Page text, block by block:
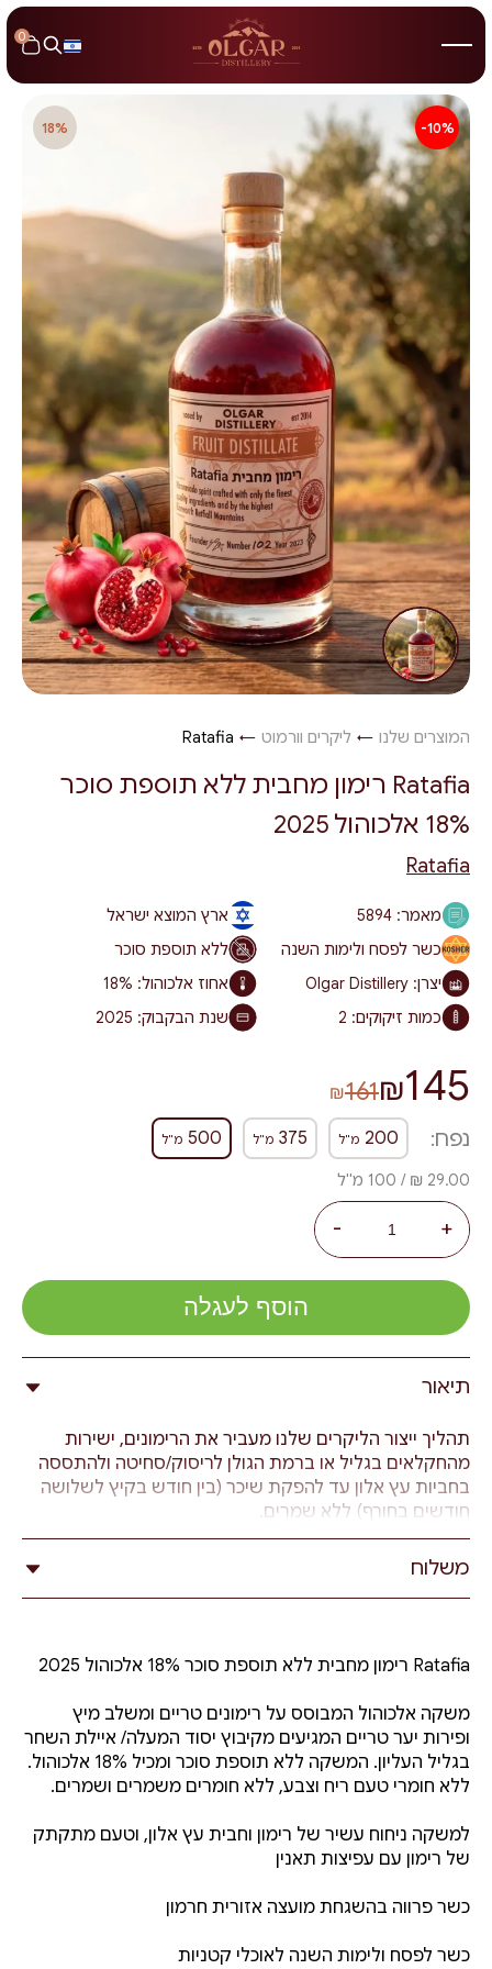
0
-10%
18%
המוצרים שלנו → ליקרים וורמוט →
Ratafia
Ratafia רימון מחבית ללא תוספת סוכר
18% אלכוהול 2025
Ratafia
מאמר: 5894
ארץ המוצא ישראל
כשר לפסח ולימות השנה
ללא תוספת סוכר
יצרן: Olgar Distillery
אחוז אלכוהול: 18%
כמות זיקוקים:
שנת הבקבוק:
נפח: 500 מ"ל 375 מ"ל 200 מ"ל
29.00 ₪ / 100 מ"ל
161
₪ ₪145
- +
הוסף לעגלה
תיאור
תהליך ייצור הליקרים שלנו מעביר את הרימונים, ישירות
מהחקלאים בגליל או ברמת הגולן לריסוק/סחיטה ולהתססה
בחביות עץ אלון עד להפקת שיכר (בין חודש בקיץ לשלושה
חודשים בחורף) ללא שמרים.
בתום תסיסה ראשונה מזקקים את התערובת בתהליך בישול
זיקוק שני בו נעשה ניקיון של האלכוהול מרעלנים ונוצר
תזקיק בסיס המדולל בשיטת אוסמוזה במים מינרליים
לקבלת רמת אלכוהול נמוכה יותר הנעה בין המדולל בשיטת
אוסמוזה עם מים מינרליים במטרה לדלל את רמות האלכוהול
לעוצמה הנעה בין 18-30% אלכוהול. למשקה המדולל ונוספת
תערובת פרי טרייה נוספת והיא מועברת להשרייה של מספר
משלוח
Ratafia רימון מחבית ללא תוספת סוכר 18% אלכוהול 2025
משקה אלכוהול המבוסס על רימונים טריים ומשלב מיץ
ופירות יער טריים המגיעים מקיבוץ יסוד המעלה/ איילת השחר
בגליל העליון. המשקה ללא תוספת סוכר ומכיל 18% אלכוהול.
ללא חומרי טעם ריח וצבע, ללא חומרים משמרים ושמרים.
למשקה ניחוח עשיר של רימון וחבית עץ אלון, וטעם מתקתק
של רימון עם עפיצות תאנין
כשר פרווה בהשגחת מועצה אזורית חרמון
כשר לפסח ולימות השנה לאוכלי קטניות